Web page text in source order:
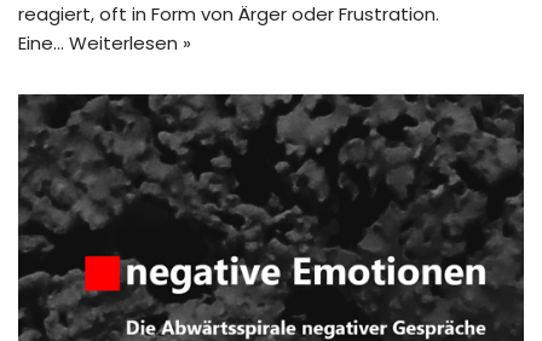
reagiert, oft in Form von Ärger oder Frustration.
Eine… Weiterlesen »